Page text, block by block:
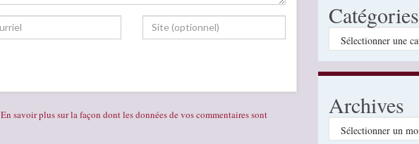
En savoir plus sur la façon dont les données de vos commentaires sont
Catégories
Catégories
Archives
Archives